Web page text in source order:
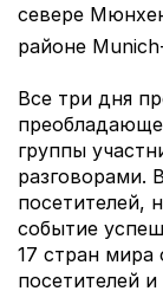
севере
районе
Все три дня
группы
разговорами.
посетителей,
событие
17 стран мира
посетителей